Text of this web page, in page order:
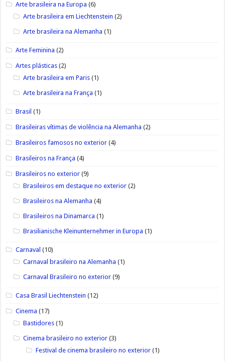
Arte brasileira na Europa (6)
Arte brasileira em Liechtenstein (2)
Arte brasileira na Alemanha (1)
Arte Feminina (2)
Artes plásticas (2)
Arte brasileira em Paris (1)
Arte brasileira na França (1)
Brasil (1)
Brasileiras vítimas de violência na Alemanha (2)
Brasileiros famosos no exterior (4)
Brasileiros na França (4)
Brasileiros no exterior (9)
Brasileiros em destaque no exterior (2)
Brasileiros na Alemanha (4)
Brasileiros na Dinamarca (1)
Brasilianische Kleinunternehmer in Europa (1)
Carnaval (10)
Carnaval brasileiro na Alemanha (1)
Carnaval Brasileiro no exterior (9)
Casa Brasil Liechtenstein (12)
Cinema (17)
Bastidores (1)
Cinema brasileiro no exterior (3)
Festival de cinema brasileiro no exterior (1)